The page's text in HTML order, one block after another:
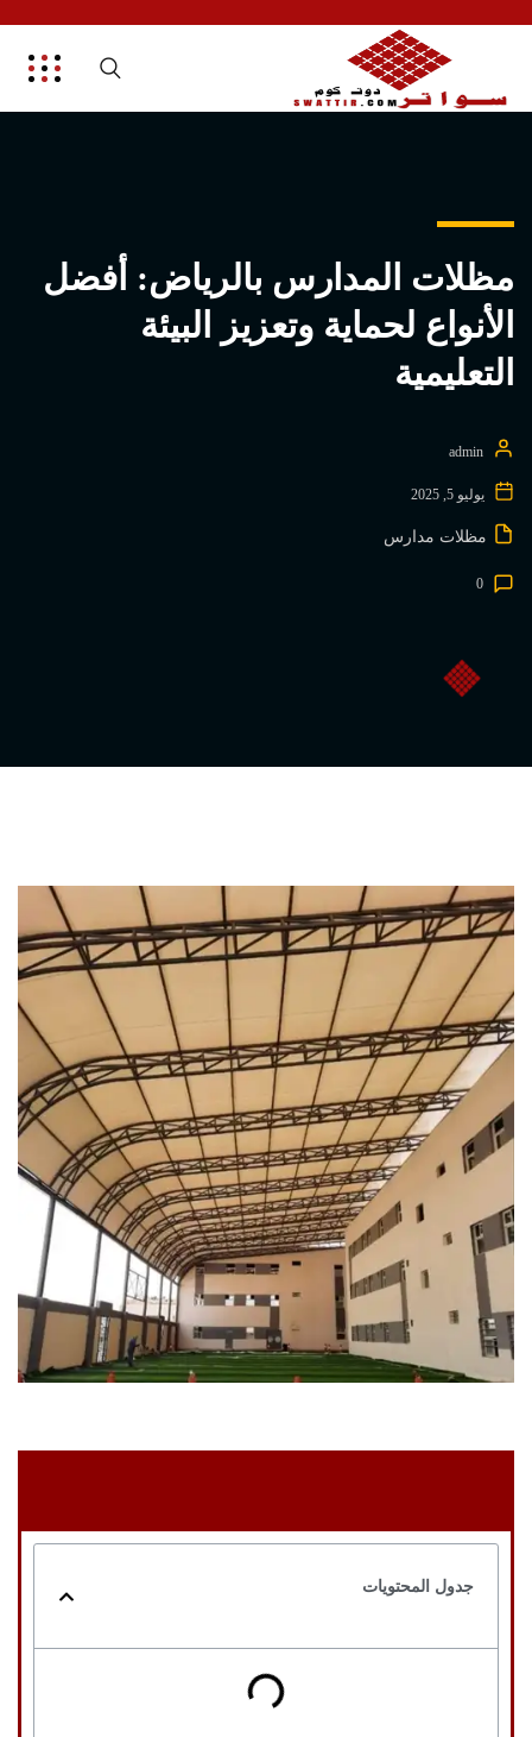
مظلات المدارس بالرياض: أفضل
الأنواع لحماية وتعزيز البيئة
التعليمية
يوليو 5, 2025
مظلات مدارس
جدول المحتويات